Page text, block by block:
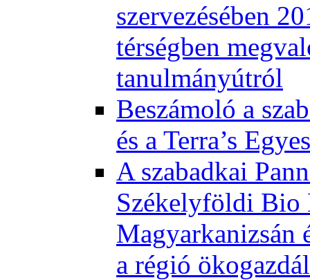
szervezésében
térségben
tanulmányútról
Beszámoló a
és a Terra’s
A szabadkai
Székelyföldi Bio
Magyarkanizsán
a régió